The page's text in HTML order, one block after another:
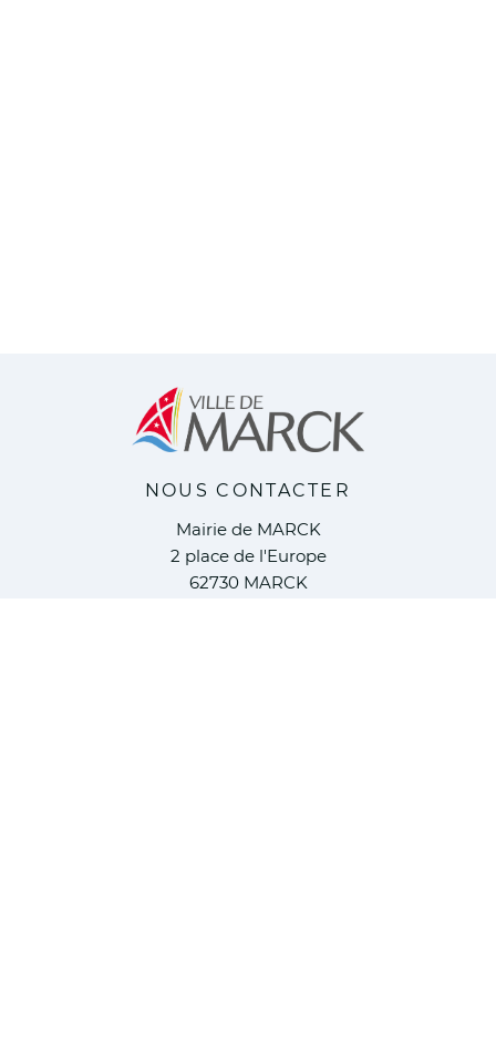
NOUS CONTACTER
Mairie de MARCK
2 place de l'Europe
62730 MARCK